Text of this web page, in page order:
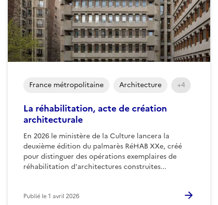
La réhabilitation, acte de création
architecturale
En 2026 le ministère de la Culture lancera la
deuxième édition du palmarès RéHAB XXe, créé
pour distinguer des opérations exemplaires de
réhabilitation d'architectures construites...
France métropolitaine Architecture +4
Publié le1 avril 2026